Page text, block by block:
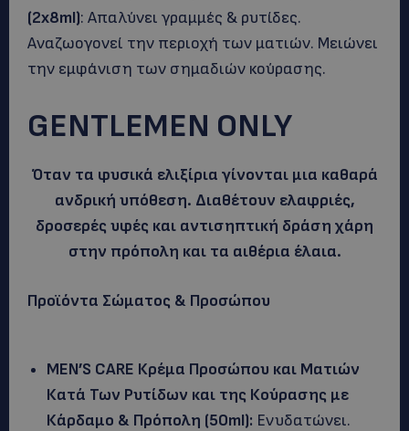
(2x8ml): Απαλύνει γραμμές & ρυτίδες.
Αναζωογονεί την περιοχή των ματιών. Μειώνει
την εμφάνιση των σημαδιών κούρασης.
GENTLEMEN ONLY
Όταν τα φυσικά ελιξίρια γίνονται μια καθαρά
ανδρική υπόθεση. Διαθέτουν ελαφριές,
δροσερές υφές και αντισηπτική δράση χάρη
στην πρόπολη και τα αιθέρια έλαια.
Προϊόντα Σώματος & Προσώπου
MEN’S CARE Κρέμα Προσώπου και Ματιών
Κατά Των Ρυτίδων και της Κούρασης με
Κάρδαμο & Πρόπολη (50ml): Ενυδατώνει.